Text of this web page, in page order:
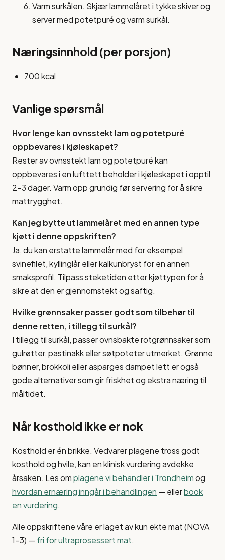
Varm surkålen. Skjær lammelåret i tykke skiver og
server med potetpuré og varm surkål.
Næringsinnhold (per porsjon)
700 kcal
Vanlige spørsmål
Hvor lenge kan ovnsstekt lam og potetpuré
oppbevares i kjøleskapet?
Rester av ovnsstekt lam og potetpuré kan
oppbevares i en lufttett beholder i kjøleskapet i opptil
2-3 dager. Varm opp grundig før servering for å sikre
mattrygghet.
Kan jeg bytte ut lammelåret med en annen type
kjøtt i denne oppskriften?
Ja, du kan erstatte lammelår med for eksempel
svinefilet, kyllinglår eller kalkunbryst for en annen
smaksprofil. Tilpass steketiden etter kjøttypen for å
sikre at den er gjennomstekt og saftig.
Hvilke grønnsaker passer godt som tilbehør til
denne retten, i tillegg til surkål?
I tillegg til surkål, passer ovnsbakte rotgrønnsaker som
gulrøtter, pastinakk eller søtpoteter utmerket. Grønne
bønner, brokkoli eller asparges dampet lett er også
gode alternativer som gir friskhet og ekstra næring til
måltidet.
Når kosthold ikke er nok
Kosthold er én brikke. Vedvarer plagene tross godt
kosthold og hvile, kan en klinisk vurdering avdekke
årsaken. Les omplagene vi behandler i Trondheimog
hvordan ernæring inngår i behandlingen — ellerbook
en vurdering.
Alle oppskriftene våre er laget av kun ekte mat (NOVA
1–3) — fri for ultraprosessert mat.